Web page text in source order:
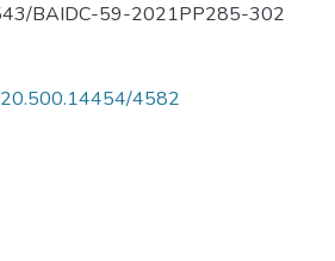
BAIDC-59-2021PP285-302
4582